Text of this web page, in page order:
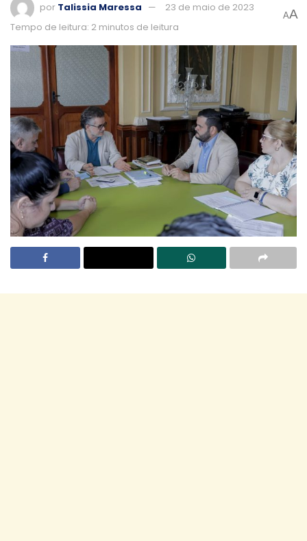
por Talissia Maressa
23 de maio de 2023
Tempo de leitura: 2 minutos de leitura
AA